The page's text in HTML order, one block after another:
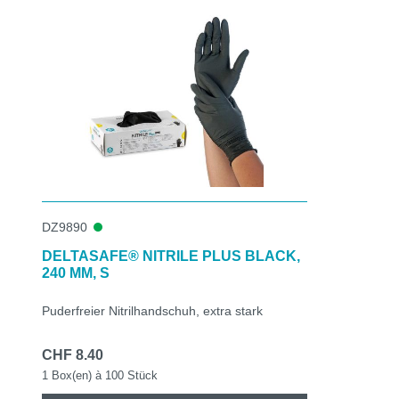
DZ9890
DELTASAFE® NITRILE PLUS BLACK,
240 MM, S
Puderfreier Nitrilhandschuh, extra stark
CHF 8.40
1 Box(en) à 100 Stück